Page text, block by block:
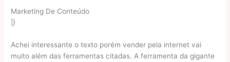
Marketing De Conteúdo
|}
Achei interessante o texto porém vender pela internet vai
muito além das ferramentas citadas. A ferramenta da gigante